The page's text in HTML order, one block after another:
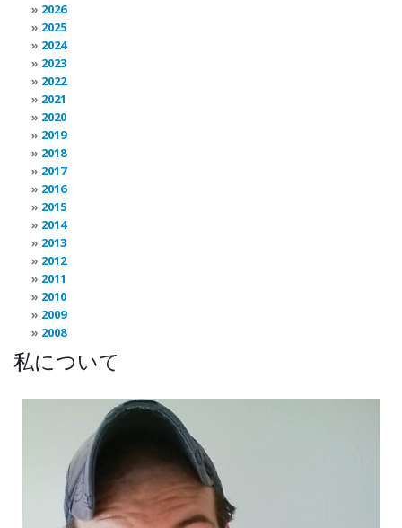
2026
2025
2024
2023
2022
2021
2020
2019
2018
2017
2016
2015
2014
2013
2012
2011
2010
2009
2008
私について